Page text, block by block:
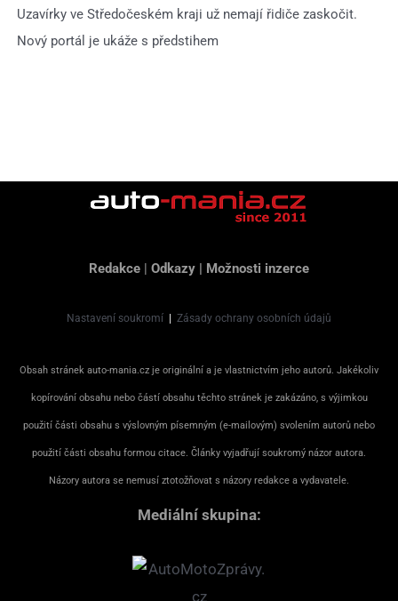
Uzavírky ve Středočeském kraji už nemají řidiče zaskočit.
Nový portál je ukáže s předstihem
Redakce Odkazy Možnosti inzerce
Nastavení soukromí | Zásady ochrany osobních údajů
Obsah stránek auto-mania.cz je originální a je vlastnictvím jeho autorů. Jakékoliv
kopírování obsahu nebo částí obsahu těchto stránek je zakázáno, s výjimkou
použití části obsahu s výslovným písemným (e-mailovým) svolením autorů nebo
použití části obsahu formou citace. Články vyjadřují soukromý názor autora.
Názory autora se nemusí ztotožňovat s názory redakce a vydavatele.
Mediální skupina: